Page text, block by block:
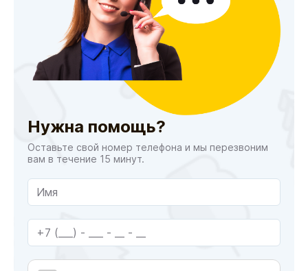
Нужна помощь?
Оставьте свой номер телефона и мы перезвоним
вам в течение 15 минут.